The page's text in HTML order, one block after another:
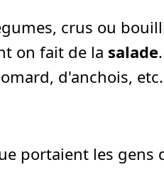
crus ou
on fait de la salade
d'anchois, etc.
portaient les gens